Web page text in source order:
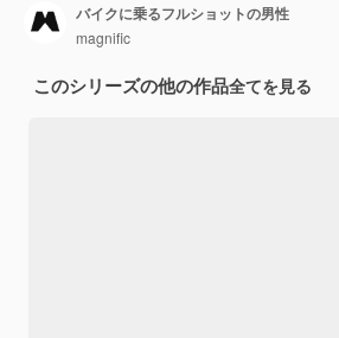
バイクに乗るフルショットの男性
magnific
このシリーズの他の作品全てを見る